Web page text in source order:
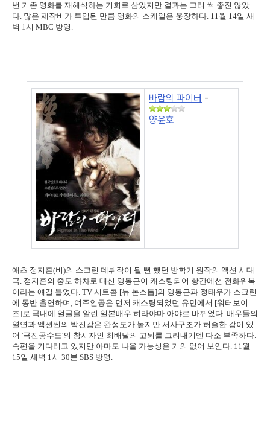
번 기존 영화를 재해석하는 기회로 삼았지만 결과는 그리 썩 좋진 않았
다. 많은 제작비가 투입된 만큼 영화의 스케일은 웅장하다. 11월 14일 새
벽 1시 MBC 방영.
바람의 파이터 -
양윤호
애초 정지훈(비)의 스크린 데뷔작이 될 뻔 했던 방학기 원작의 액션 시대
극. 정지훈의 중도 하차로 대신 양동근이 캐스팅되어 항간에선 전화위복
이라는 얘길 들었다. TV 시트콤 [뉴 논스톱]의 양동근과 정태우가 스크린
에 동반 출연하며, 여주인공은 먼저 캐스팅되었던 유민에서 [워터보이
즈]로 국내에 얼굴을 알린 일본배우 히라야마 아야로 바뀌었다. 배우들의
열연과 액션씬의 박진감은 완성도가 높지만 서사구조가 허술한 감이 있
어 '극진공수도'의 창시자인 최배달의 고뇌를 그려내기엔 다소 부족하다.
속편을 기다리고 있지만 아마도 나올 가능성은 거의 없어 보인다. 11월
15일 새벽 1시 30분 SBS 방영.